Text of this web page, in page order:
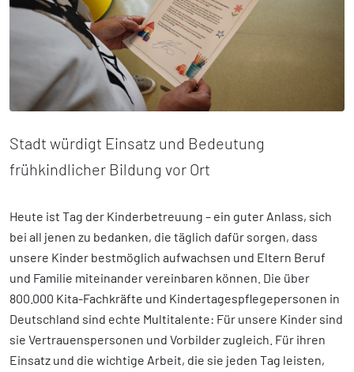
Stadt würdigt Einsatz und Bedeutung
frühkindlicher Bildung vor Ort
Heute ist Tag der Kinderbetreuung – ein guter Anlass, sich
bei all jenen zu bedanken, die täglich dafür sorgen, dass
unsere Kinder bestmöglich aufwachsen und Eltern Beruf
und Familie miteinander vereinbaren können. Die über
800.000 Kita-Fachkräfte und Kindertagespflegepersonen in
Deutschland sind echte Multitalente: Für unsere Kinder sind
sie Vertrauenspersonen und Vorbilder zugleich. Für ihren
Einsatz und die wichtige Arbeit, die sie jeden Tag leisten,